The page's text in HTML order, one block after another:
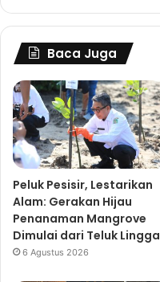
Baca Juga
Peluk Pesisir, Lestarikan
Alam: Gerakan Hijau
Penanaman Mangrove
Dimulai dari Teluk Lingga
6 Agustus 2026